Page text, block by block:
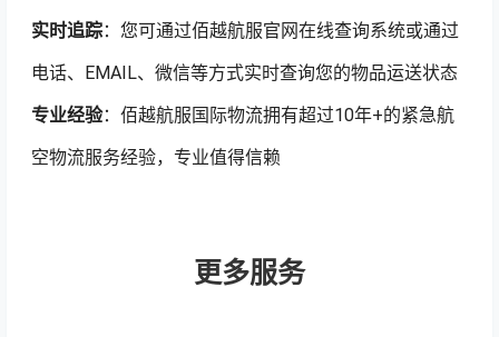
实时追踪：您可通过佰越航服官网在线查询系统或通过
电话、EMAIL、微信等方式实时查询您的物品运送状态
专业经验：佰越航服国际物流拥有超过10年+的紧急航
空物流服务经验，专业值得信赖
更多服务